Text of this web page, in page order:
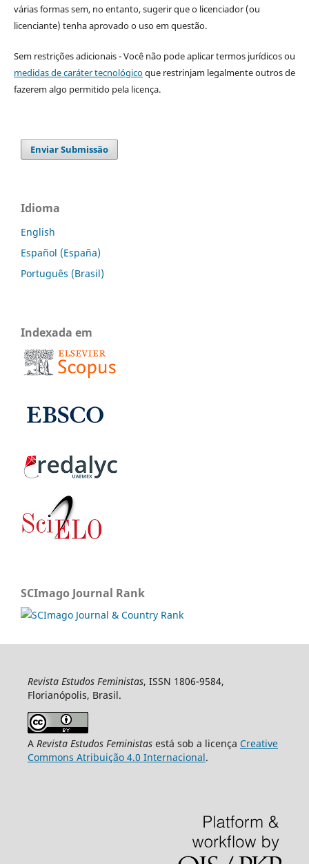
várias formas sem, no entanto, sugerir que o licenciador (ou
licenciante) tenha aprovado o uso em questão.
Sem restrições adicionais - Você não pode aplicar termos jurídicos ou
medidas de caráter tecnológicoque restrinjam legalmente outros de
fazerem algo permitido pela licença.
Enviar Submissão
Idioma
English
Español (España)
Português (Brasil)
Indexada em
SCImago Journal Rank
Revista Estudos Feministas, ISSN 1806-9584,
Florianópolis, Brasil.
A Revista Estudos Feministasestá sob a licença Creative
Commons Atribuição 4.0 Internacional.